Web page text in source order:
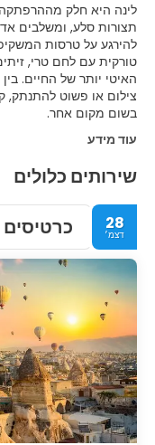
לינה היא חלק מההרפתקה
תצורות סלע, ומשלבים
להירגע על טרסות
טורקית עם לחם טרי,
האיטי יותר של החיים.
צילום או פשוט להתנתק,
בשום מקום אחר.
עוד מידע
שירותים כלולים
28
דצמ׳ כרטיסים